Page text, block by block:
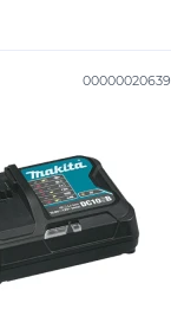
00000020639